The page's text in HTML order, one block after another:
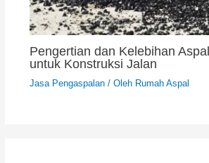
Pengertian dan Kelebihan
untuk Konstruksi Jalan
Jasa Pengaspalan/ Oleh Rumah Aspal